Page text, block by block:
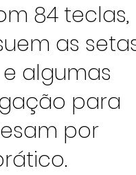
84 teclas,
as
algumas
para
por